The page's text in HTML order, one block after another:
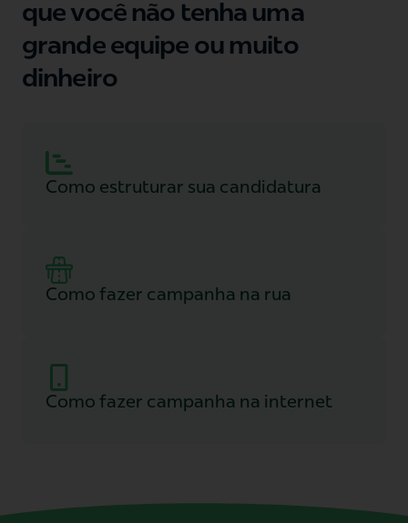
que você não tenha uma
grande equipe ou muito
dinheiro
Como estruturar sua candidatura
Como fazer campanha na rua
Como fazer campanha na internet